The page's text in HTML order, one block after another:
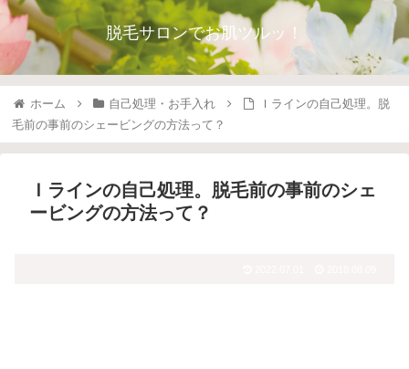
脱毛サロンでお肌ツルッ！
ホーム 自己処理・お手入れ
Ｉラインの自己処理。脱
毛前の事前のシェービングの方法って？
Ｉラインの自己処理。脱毛前の事前のシェ
ービングの方法って？